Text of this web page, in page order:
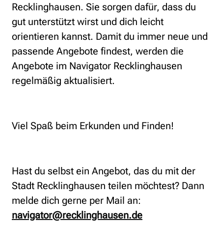
Recklinghausen. Sie sorgen dafür, dass du
gut unterstützt wirst und dich leicht
orientieren kannst. Damit du immer neue und
passende Angebote findest, werden die
Angebote im Navigator Recklinghausen
regelmäßig aktualisiert.
Viel Spaß beim Erkunden und Finden!
Hast du selbst ein Angebot, das du mit der
Stadt Recklinghausen teilen möchtest? Dann
melde dich gerne per Mail an:
navigator@recklinghausen.de